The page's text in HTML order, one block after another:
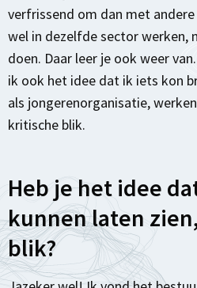
verfrissend om dan met
wel in dezelfde sector werken,
doen. Daar leer je ook weer
ik ook het idee dat ik iets kon
als jongerenorganisatie,
kritische blik.
Heb je het idee
kunnen laten
blik?